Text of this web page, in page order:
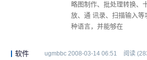
略图制作、批处理转换、
放、通 讯录、扫描输入等
种语言，并能够在
软件 ugmbbc 2008-03-14 06:51 阅读